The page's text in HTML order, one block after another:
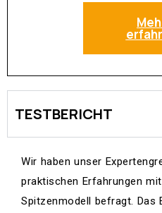
TESTBERICHT
Wir haben unser
praktischen Erfahrungen
Spitzenmodell befragt. Das